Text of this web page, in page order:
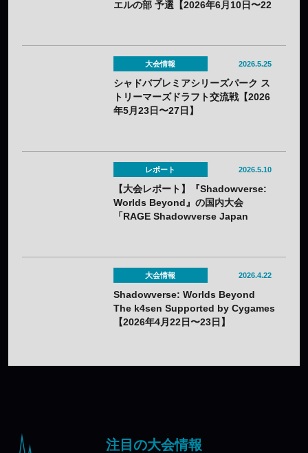
エルの部 予選【2026年6月10日〜22
大会情報 2026.5.25
シャドバプレミアシリーズパーク ス
トリーマーズドラフト交流戦【2026
年5月23日〜27日】
レポート 2026.5.10
【大会レポート】『Shadowverse:
Worlds Beyond』の国内大会
「RAGE Shadowverse Japan
大会情報 2026.4.22
Shadowverse: Worlds Beyond
The k4sen Supported by Cygames
【2026年4月22日〜23日】
注目の大会情報